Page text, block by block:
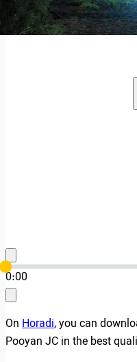
0:00
OnHoradi, you can
Pooyan JC in the best